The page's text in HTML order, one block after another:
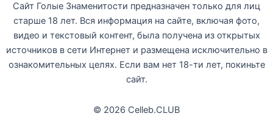
Сайт Голые Знаменитости предназначен только для лиц
старше 18 лет. Вся информация на сайте, включая фото,
видео и текстовый контент, была получена из открытых
источников в сети Интернет и размещена исключительно в
ознакомительных целях. Если вам нет 18-ти лет, покиньте
сайт.
© 2026 Celleb.CLUB